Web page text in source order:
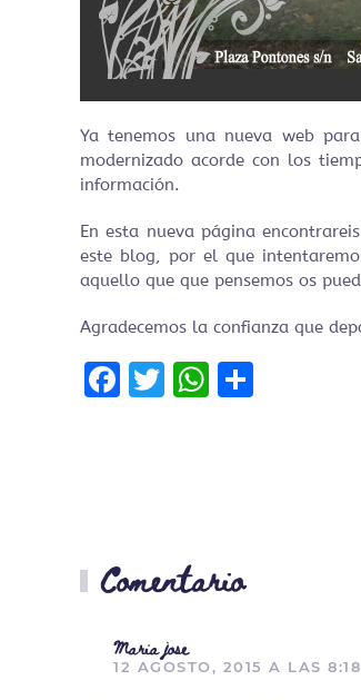
Ya tenemos una nueva web
modernizado acorde con los
información.
En esta nueva página
este blog, por el que
aquello que que pensemos os
Agradecemos la confianza que
Facebook
Twitter
Comentario
Maria jose
12 AGOSTO, 2015 A LAS